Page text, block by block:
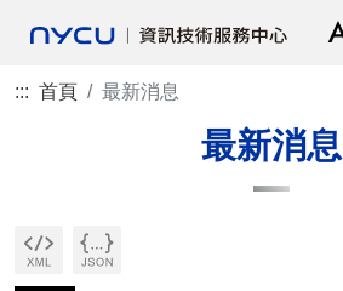
::: 首頁 最新消息
最新消息